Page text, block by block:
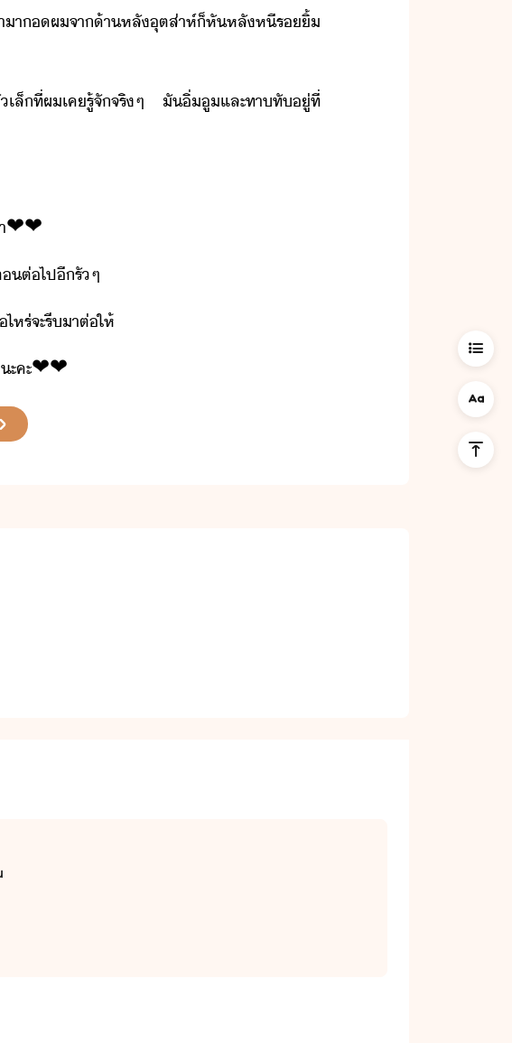
​า​​ผ​จา​้าหลั​ุตส่าห์​็​หัหลั​หี​ริ้​
ล็​ที่​ผ​เค​รู้จั​จริๆ​ ​ั​ิ่​ู​และ​ทา​ทั​ู่​ที่​
❤​️​❤​️
ต่ไป​ี​รั​ๆ​
หร่​จะ​รี​าต​่​ให้​
ะคะ❤​️​❤​️